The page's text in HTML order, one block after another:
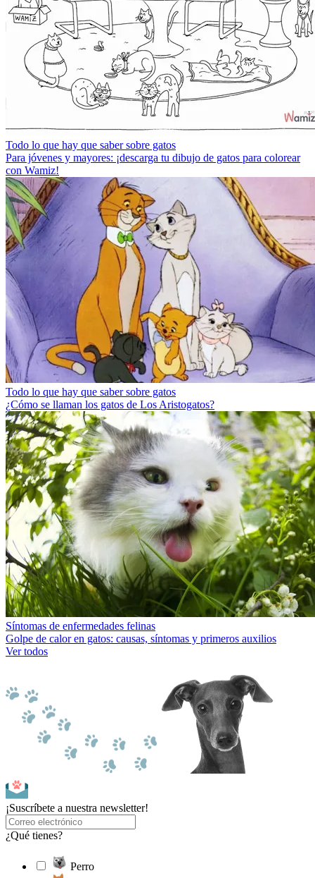
Todo lo que hay que saber sobre gatos
Para jóvenes y mayores: ¡descarga tu dibujo de gatos para colorear
con Wamiz!
Todo lo que hay que saber sobre gatos
¿Cómo se llaman los gatos de Los Aristogatos?
Síntomas de enfermedades felinas
Golpe de calor en gatos: causas, síntomas y primeros auxilios
Ver todos
¡Suscríbete a nuestra newsletter!
¿Qué tienes?
Perro